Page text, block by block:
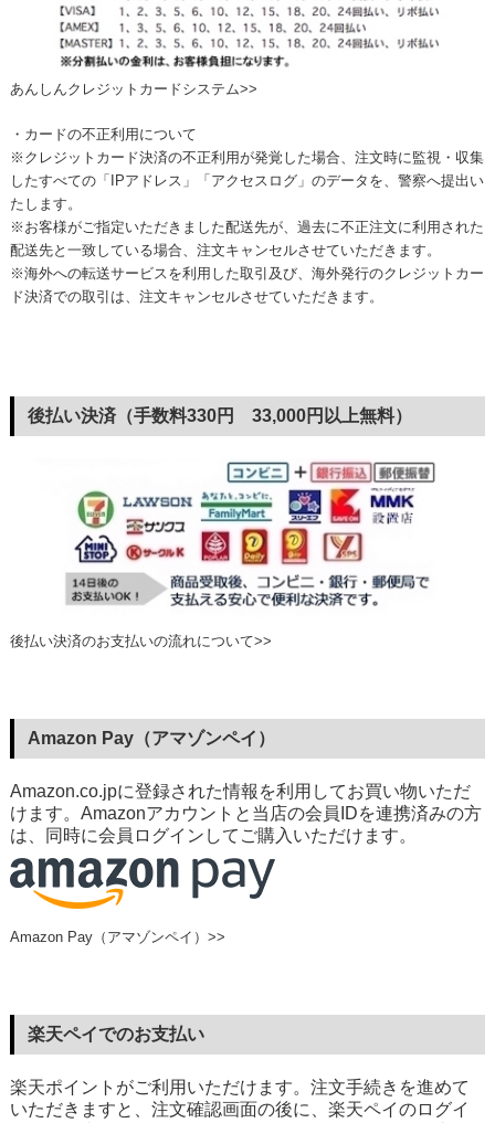
あんしんクレジットカードシステム>>
・カードの不正利用について
※クレジットカード決済の不正利用が発覚した場合、注文時に監視・収集
したすべての「IPアドレス」「アクセスログ」のデータを、警察へ提出い
たします。
※お客様がご指定いただきました配送先が、過去に不正注文に利用された
配送先と一致している場合、注文キャンセルさせていただきます。
※海外への転送サービスを利用した取引及び、海外発行のクレジットカー
ド決済での取引は、注文キャンセルさせていただきます。
後払い決済（手数料330円 33,000円以上無料）
後払い決済のお支払いの流れについて>>
Amazon Pay（アマゾンペイ）
Amazon.co.jpに登録された情報を利用してお買い物いただ
けます。Amazonアカウントと当店の会員IDを連携済みの方
は、同時に会員ログインしてご購入いただけます。
Amazon Pay（アマゾンペイ）>>
楽天ペイでのお支払い
楽天ポイントがご利用いただけます。注文手続きを進めて
いただきますと、注文確認画面の後に、楽天ペイのログイ